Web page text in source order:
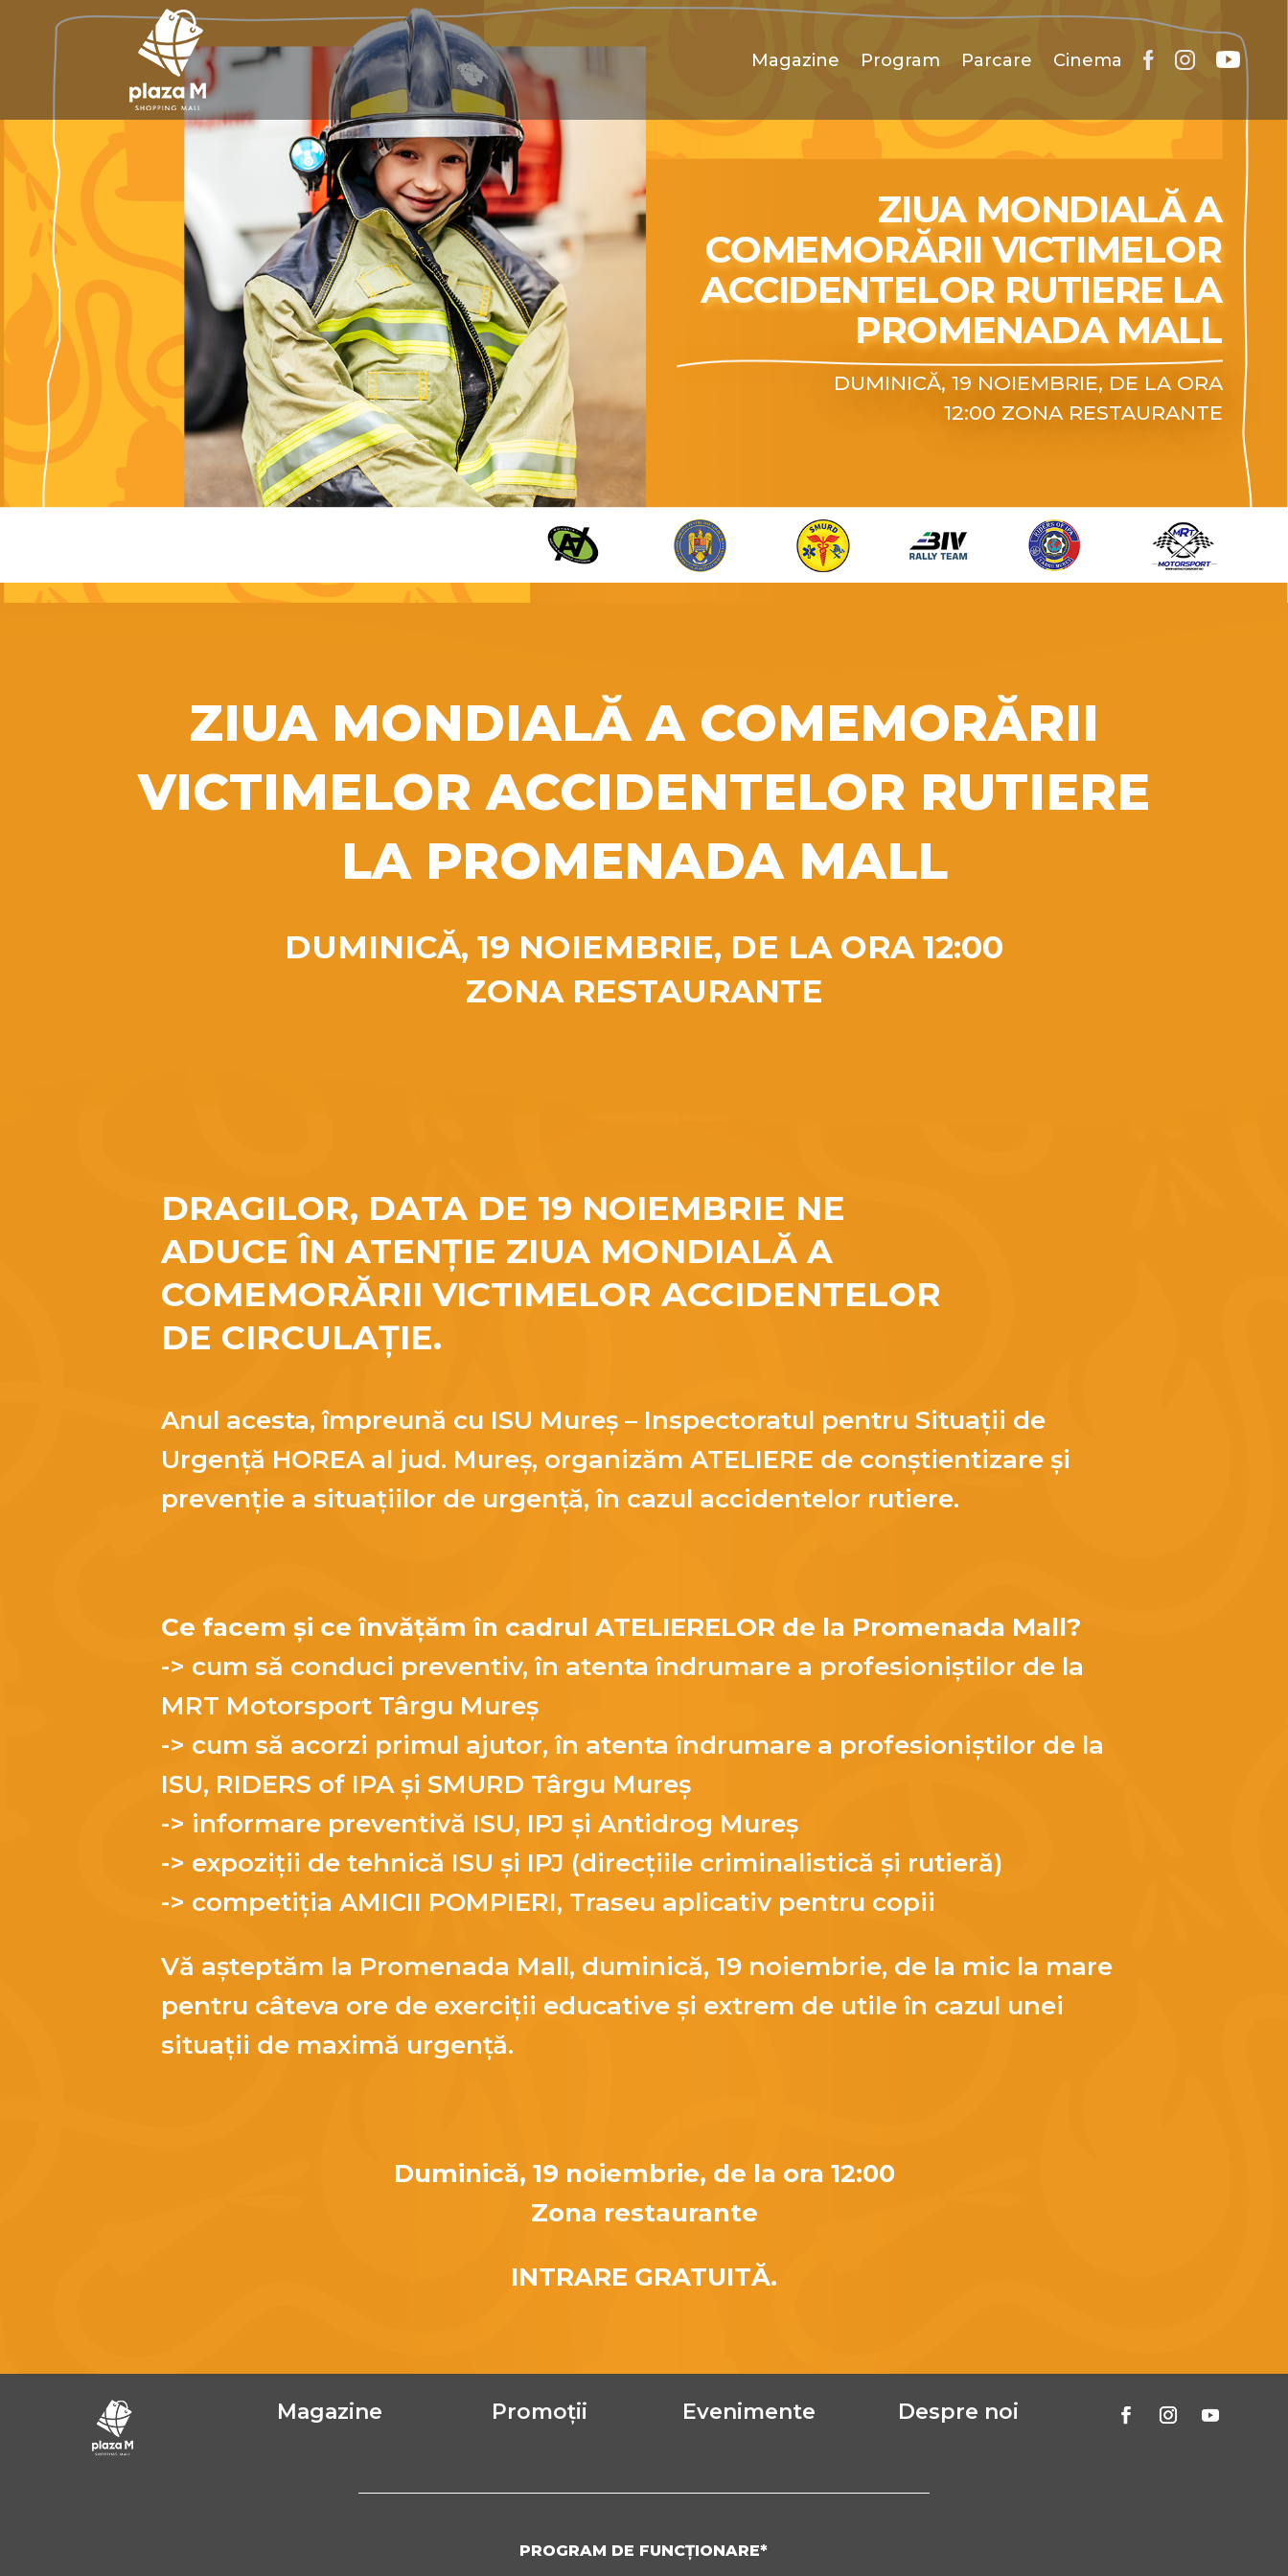
Magazine Program Parcare Cinema
ZIUA MONDIALĂ A
COMEMORĂRII VICTIMELOR
ACCIDENTELOR RUTIERE LA
PROMENADA MALL
DUMINICĂ, 19 NOIEMBRIE, DE LA ORA
12:00 ZONA RESTAURANTE
ZIUA MONDIALĂ A COMEMORĂRII
VICTIMELOR ACCIDENTELOR RUTIERE
LA PROMENADA MALL
DUMINICĂ, 19 NOIEMBRIE, DE LA ORA 12:00
ZONA RESTAURANTE
DRAGILOR, DATA DE 19 NOIEMBRIE NE
ADUCE ÎN ATENȚIE ZIUA MONDIALĂ A
COMEMORĂRII VICTIMELOR ACCIDENTELOR
DE CIRCULAȚIE.
Anul acesta, împreună cu ISU Mureș – Inspectoratul pentru Situații de
Urgență HOREA al jud. Mureș, organizăm ATELIERE de conștientizare și
prevenție a situațiilor de urgență, în cazul accidentelor rutiere.
Ce facem și ce învățăm în cadrul ATELIERELOR de la Promenada Mall?
-> cum să conduci preventiv, în atenta îndrumare a profesioniștilor de la
MRT Motorsport Târgu Mureș
-> cum să acorzi primul ajutor, în atenta îndrumare a profesioniștilor de la
ISU, RIDERS of IPA și SMURD Târgu Mureș
-> informare preventivă ISU, IPJ și Antidrog Mureș
-> expoziții de tehnică ISU și IPJ (direcțiile criminalistică și rutieră)
-> competiția AMICII POMPIERI, Traseu aplicativ pentru copii
Vă așteptăm la Promenada Mall, duminică, 19 noiembrie, de la mic la mare
pentru câteva ore de exerciții educative și extrem de utile în cazul unei
situații de maximă urgență.
Duminică, 19 noiembrie, de la ora 12:00
Zona restaurante
INTRARE GRATUITĂ.
Magazine Promoții Evenimente Despre noi
PROGRAM DE FUNCȚIONARE*